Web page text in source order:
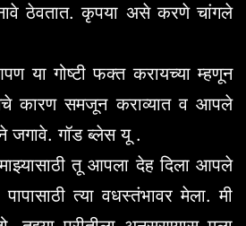
ठेवतात. कृपया असे करणे चांगले
या गोष्टी फक्त करायच्या म्हणून
कारण समजून कराव्यात व आपले
जगावे. गॉड ब्लेस यू .
तू आपला देह दिला आपले
त्या वधस्तंभावर मेला. मी